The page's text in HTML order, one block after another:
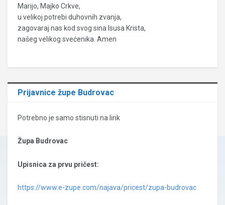
Marijo, Majko Crkve,
u velikoj potrebi duhovnih zvanja,
zagovaraj nas kod svog sina Isusa Krista,
našeg velikog svećenika. Amen
Prijavnice župe Budrovac
Potrebno je samo stisnuti na link
Župa Budrovac
Upisnica za prvu pričest:
https://www.e-zupe.com/najava/pricest/zupa-budrovac